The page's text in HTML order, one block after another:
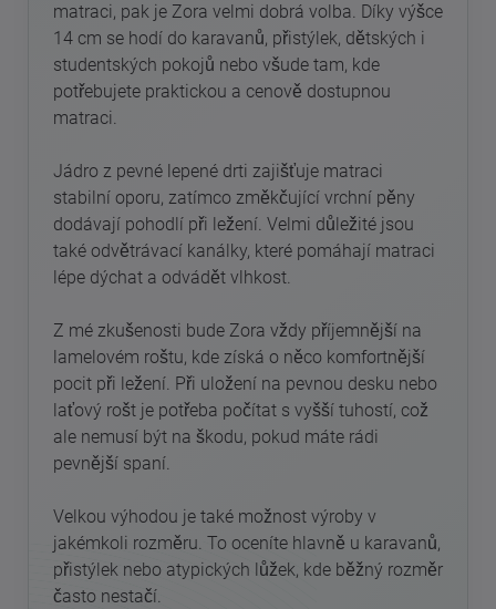
matraci, pak je Zora velmi dobrá volba. Díky výšce
14 cm se hodí do karavanů, přistýlek, dětských i
studentských pokojů nebo všude tam, kde
potřebujete praktickou a cenově dostupnou
matraci.
Jádro z pevné lepené drti zajišťuje matraci
stabilní oporu, zatímco změkčující vrchní pěny
dodávají pohodlí při ležení. Velmi důležité jsou
také odvětrávací kanálky, které pomáhají matraci
lépe dýchat a odvádět vlhkost.
Z mé zkušenosti bude Zora vždy příjemnější na
lamelovém roštu, kde získá o něco komfortnější
pocit při ležení. Při uložení na pevnou desku nebo
laťový rošt je potřeba počítat s vyšší tuhostí, což
ale nemusí být na škodu, pokud máte rádi
pevnější spaní.
Velkou výhodou je také možnost výroby v
jakémkoli rozměru. To oceníte hlavně u karavanů,
přistýlek nebo atypických lůžek, kde běžný rozměr
často nestačí.